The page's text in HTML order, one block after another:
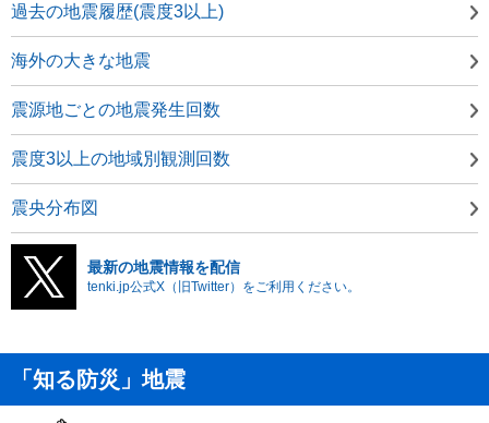
過去の地震履歴(震度3以上)
海外の大きな地震
震源地ごとの地震発生回数
震度3以上の地域別観測回数
震央分布図
最新の地震情報を配信
tenki.jp公式X（旧Twitter）をご利用ください。
「知る防災」地震